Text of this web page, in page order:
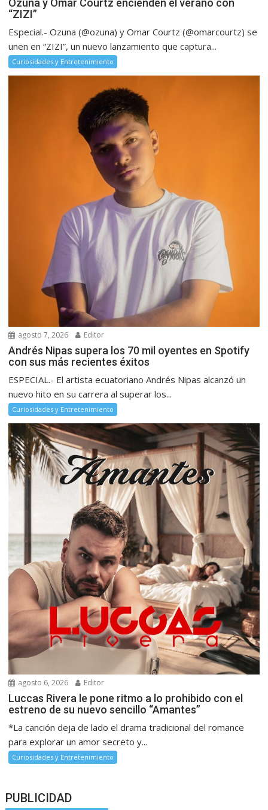
“ZIZI”
Especial.- Ozuna (@ozuna) y Omar Courtz (@omarcourtz) se
unen en “ZIZI”, un nuevo lanzamiento que captura...
Curiosidades y Entretenimiento
agosto 7, 2026 Editor
Andrés Nipas supera los 70 mil oyentes en Spotify
con sus más recientes éxitos
ESPECIAL.- El artista ecuatoriano Andrés Nipas alcanzó un
nuevo hito en su carrera al superar los...
Curiosidades y Entretenimiento
agosto 6, 2026 Editor
Luccas Rivera le pone ritmo a lo prohibido con el
estreno de su nuevo sencillo “Amantes”
*La canción deja de lado el drama tradicional del romance
para explorar un amor secreto y...
Curiosidades y Entretenimiento
PUBLICIDAD